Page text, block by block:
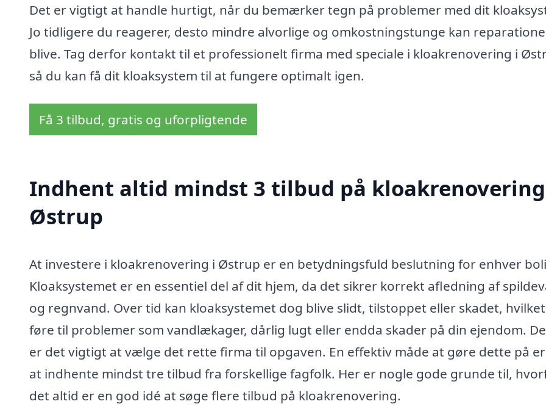
Det er vigtigt at handle hurtigt, når du bemærker tegn på problemer med dit
Jo tidligere du reagerer, desto mindre alvorlige og omkostningstunge kan
blive. Tag derfor kontakt til et professionelt firma med speciale i kloakrenovering i
så du kan få dit kloaksystem til at fungere optimalt igen.
Få 3 tilbud, gratis og uforpligtende
Indhent altid mindst 3 tilbud på
Østrup
At investere i kloakrenovering i Østrup er en betydningsfuld beslutning for enhver
Kloaksystemet er en essentiel del af dit hjem, da det sikrer korrekt afledning af
og regnvand. Over tid kan kloaksystemet dog blive slidt, tilstoppet eller skadet,
føre til problemer som vandlækager, dårlig lugt eller endda skader på din ejendom.
er det vigtigt at vælge det rette firma til opgaven. En effektiv måde at gøre dette på
at indhente mindst tre tilbud fra forskellige fagfolk. Her er nogle gode grunde til,
det altid er en god idé at søge flere tilbud på kloakrenovering.